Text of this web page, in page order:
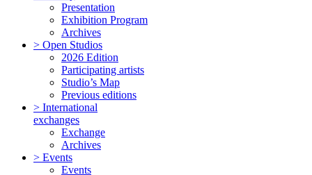
Presentation
Exhibition Program
Archives
> Open Studios
2026 Edition
Participating artists
Studio’s Map
Previous editions
> International
exchanges
Exchange
Archives
> Events
Events